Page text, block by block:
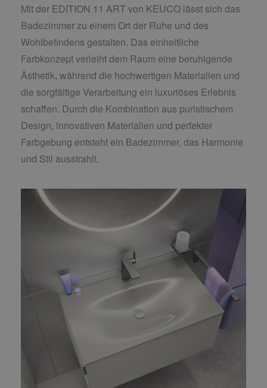
Mit der EDITION 11 ART von KEUCO lässt sich das
Badezimmer zu einem Ort der Ruhe und des
Wohlbefindens gestalten. Das einheitliche
Farbkonzept verleiht dem Raum eine beruhigende
Ästhetik, während die hochwertigen Materialien und
die sorgfältige Verarbeitung ein luxuriöses Erlebnis
schaffen. Durch die Kombination aus puristischem
Design, innovativen Materialien und perfekter
Farbgebung entsteht ein Badezimmer, das Harmonie
und Stil ausstrahlt.